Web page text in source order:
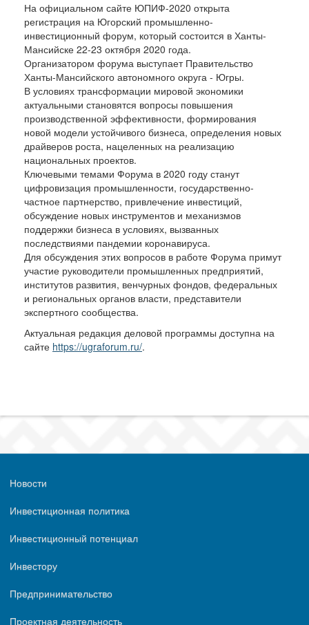
На официальном сайте ЮПИФ-2020 открыта
регистрация на Югорский промышленно-
инвестиционный форум, который состоится в Ханты-
Мансийске 22-23 октября 2020 года.
Организатором форума выступает Правительство
Ханты-Мансийского автономного округа - Югры.
В условиях трансформации мировой экономики
актуальными становятся вопросы повышения
производственной эффективности, формирования
новой модели устойчивого бизнеса, определения новых
драйверов роста, нацеленных на реализацию
национальных проектов.
Ключевыми темами Форума в 2020 году станут
цифровизация промышленности, государственно-
частное партнерство, привлечение инвестиций,
обсуждение новых инструментов и механизмов
поддержки бизнеса в условиях, вызванных
последствиями пандемии коронавируса.
Для обсуждения этих вопросов в работе Форума примут
участие руководители промышленных предприятий,
институтов развития, венчурных фондов, федеральных
и региональных органов власти, представители
экспертного сообщества.
Актуальная редакция деловой программы доступна на
сайте https://ugraforum.ru/.
Новости
Инвестиционная политика
Инвестиционный потенциал
Инвестору
Предпринимательство
Проектная деятельность